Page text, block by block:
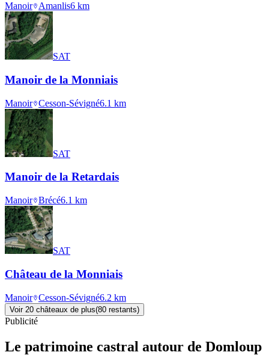
Manoir Amanlis6 km
SAT
Manoir de la Monniais
Manoir Cesson-Sévigné6.1 km
SAT
Manoir de la Retardais
Manoir Brécé6.1 km
SAT
Château de la Monniais
Manoir Cesson-Sévigné6.2 km
Voir 20 châteaux de plus(80 restants)
Publicité
Le patrimoine castral autour de Domloup